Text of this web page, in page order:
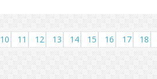
10 11 12 13 14 15 16 17 18